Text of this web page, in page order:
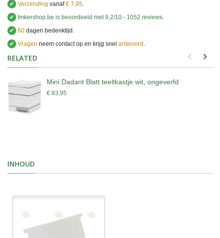
✔ Verzending vanaf€ 7,95.
✔
Imkershop.be is beoordeeld met9.2/10 - 1052 reviews.
✔ 60 dagen bedenktijd.
✔ Vragen neem contact op en krijg snel antwoord .
RELATED
Mini Dadant Blatt teeltkastje wit, ongeverfd
€ 83,95
INHOUD